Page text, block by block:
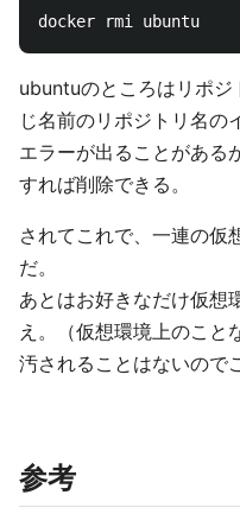
ubuntuのところはリポジ
じ名前のリポジトリ名の
エラーが出ることがある
すれば削除できる。
されてこれで、一連の仮
だ。
あとはお好きなだけ仮想
え。（仮想環境上のこと
汚されることはないので
参考